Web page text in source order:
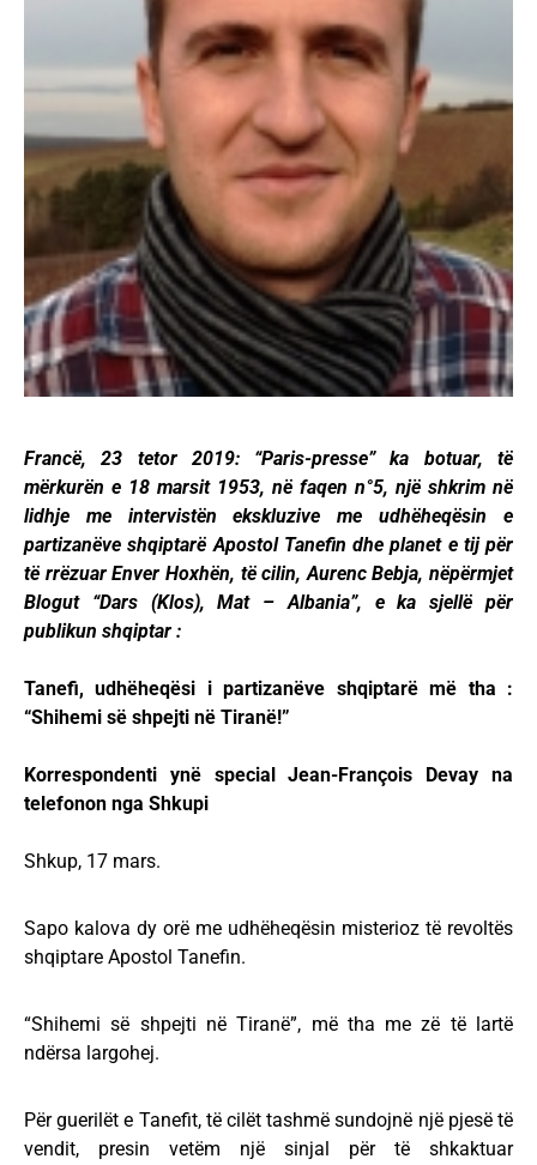
Francë, 23 tetor 2019: “Paris-presse” ka botuar, të
mërkurën e 18 marsit 1953, në faqen n°5, një shkrim në
lidhje me intervistën ekskluzive me udhëheqësin e
partizanëve shqiptarë Apostol Tanefin dhe planet e tij për
të rrëzuar Enver Hoxhën, të cilin, Aurenc Bebja, nëpërmjet
Blogut “Dars (Klos), Mat – Albania”, e ka sjellë për
publikun shqiptar :
Tanefi, udhëheqësi i partizanëve shqiptarë më tha :
“Shihemi së shpejti në Tiranë!”
Korrespondenti ynë special Jean-François Devay na
telefonon nga Shkupi
Shkup, 17 mars.
Sapo kalova dy orë me udhëheqësin misterioz të revoltës
shqiptare Apostol Tanefin.
“Shihemi së shpejti në Tiranë”, më tha me zë të lartë
ndërsa largohej.
Për guerilët e Tanefit, të cilët tashmë sundojnë një pjesë të
vendit, presin vetëm një sinjal për të shkaktuar